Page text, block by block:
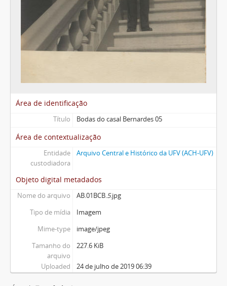
Área de identificação
Título Bodas do casal Bernardes 05
Área de contextualização
Entidade
custodiadora
Arquivo Central e Histórico da UFV (ACH-UFV)
Objeto digital metadados
Nome do arquivo AB.01BCB.5.jpg
Tipo de mídia
Imagem
Mime-type
image/jpeg
Tamanho do
arquivo
227.6 KiB
Uploaded 24 de julho de 2019 06:39